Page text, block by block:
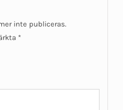
inte publiceras.
*